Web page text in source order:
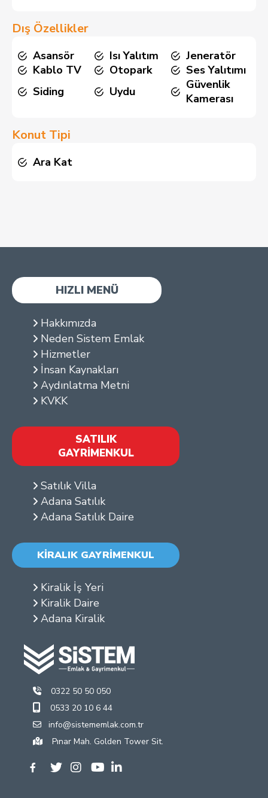
Dış Özellikler
Asansör Isı Yalıtım
Jeneratör
Kablo TV
Otopark
Ses Yalıtımı
Siding
Uydu
Güvenlik
Kamerası
Konut Tipi
Ara Kat
HIZLI MENÜ
Hakkımızda
Neden Sistem Emlak
Hizmetler
İnsan Kaynakları
Aydınlatma Metni
KVKK
SATILIK
GAYRİMENKUL
Satılık Villa
Adana Satılık
Adana Satılık Daire
KİRALIK GAYRİMENKUL
Kiralik İş Yeri
Kiralik Daire
Adana Kiralik
0322 50 50 050
0533 20 10 6 44
info@sistememlak.com.tr
Pınar Mah. Golden Tower Sit.